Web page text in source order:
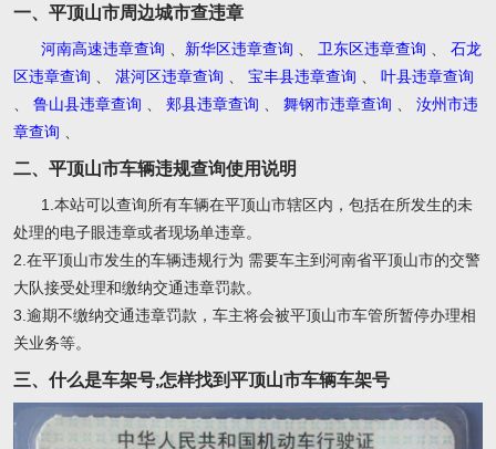
一、平顶山市周边城市查违章
河南高速违章查询 新华区违章查询 卫东区违章查询
石龙
区违章查询
湛河区违章查询 宝丰县违章查询
叶县违章查询
鲁山县违章查询 郏县违章查询 舞钢市违章查询
汝州市违
章查询
二、平顶山市车辆违规查询使用说明
1.本站可以查询所有车辆在平顶山市辖区内，包括在所发生的未
处理的电子眼违章或者现场单违章。
2.在平顶山市发生的车辆违规行为 需要车主到河南省平顶山市的交警
大队接受处理和缴纳交通违章罚款。
3.逾期不缴纳交通违章罚款，车主将会被平顶山市车管所暂停办理相
关业务等。
三、什么是车架号,怎样找到平顶山市车辆车架号